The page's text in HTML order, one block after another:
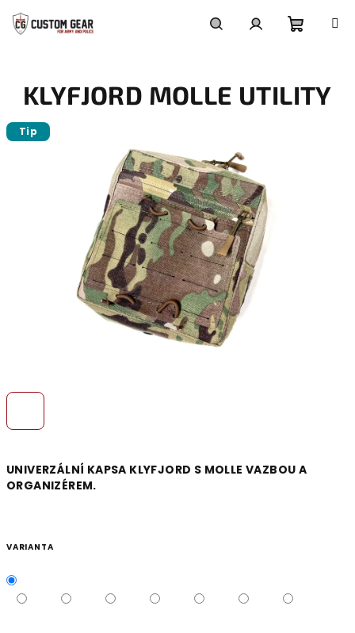
content
cart
UNIVERZÁLNÍ KAPSA KLYFJORD S MOLLE VAZBOU A
ORGANIZÉREM.
VARIANTA
KLYFJORD MOLLE UTILITY
Tip